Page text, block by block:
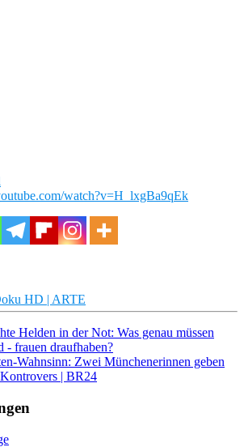
watch?v=H_lxgBa9qEk
HD | ARTE
Helden in der Not: Was genau müssen
- frauen draufhaben?
Wahnsinn: Zwei Münchenerinnen geben
| BR24